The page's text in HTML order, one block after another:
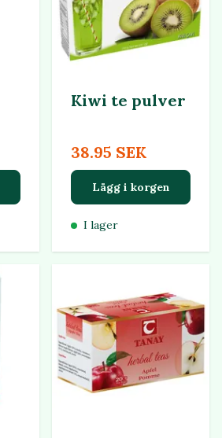
Kiwi te pulver
38.95 SEK
Lägg i korgen
I lager